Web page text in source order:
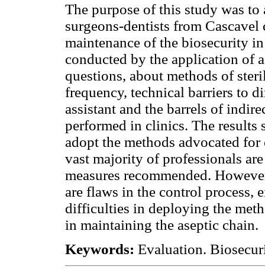
The purpose of this study was to
surgeons-dentists from
maintenance of the biosecurity
conducted by the application of
questions, about methods of
frequency, technical barriers to
assistant and the barrels of
performed in clinics. The results
adopt the methods advocated
vast majority of professionals
measures recommended.
are flaws in the control process,
difficulties in deploying the
in maintaining the aseptic chain.
Keywords: Evaluation.